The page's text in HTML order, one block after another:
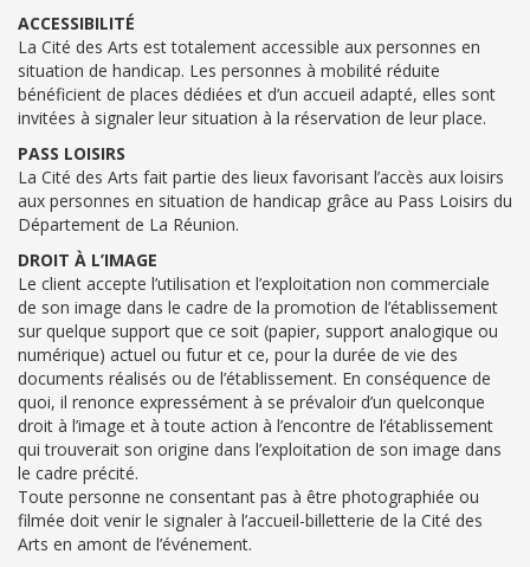
ACCESSIBILITÉ
La Cité des Arts est totalement accessible aux personnes en
situation de handicap. Les personnes à mobilité réduite
bénéficient de places dédiées et d’un accueil adapté, elles sont
invitées à signaler leur situation à la réservation de leur place.
PASS LOISIRS
La Cité des Arts fait partie des lieux favorisant l’accès aux loisirs
aux personnes en situation de handicap grâce au Pass Loisirs du
Département de La Réunion.
DROIT À L’IMAGE
Le client accepte l’utilisation et l’exploitation non commerciale
de son image dans le cadre de la promotion de l’établissement
sur quelque support que ce soit (papier, support analogique ou
numérique) actuel ou futur et ce, pour la durée de vie des
documents réalisés ou de l’établissement. En conséquence de
quoi, il renonce expressément à se prévaloir d’un quelconque
droit à l’image et à toute action à l’encontre de l’établissement
qui trouverait son origine dans l’exploitation de son image dans
le cadre précité.
Toute personne ne consentant pas à être photographiée ou
filmée doit venir le signaler à l’accueil-billetterie de la Cité des
Arts en amont de l’événement.